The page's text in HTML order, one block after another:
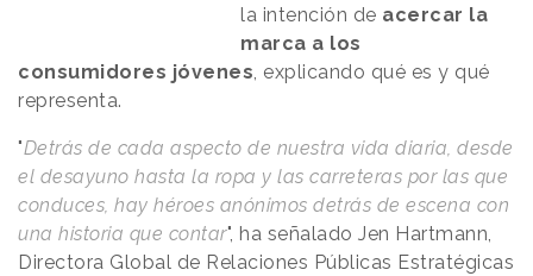
la intención de acercar la
marca a los
consumidores jóvenes, explicando qué es y qué
representa.
"Detrás de cada aspecto de nuestra vida diaria, desde
el desayuno hasta la ropa y las carreteras por las que
conduces, hay héroes anónimos detrás de escena con
una historia que contar", ha señalado Jen Hartmann,
Directora Global de Relaciones Públicas Estratégicas